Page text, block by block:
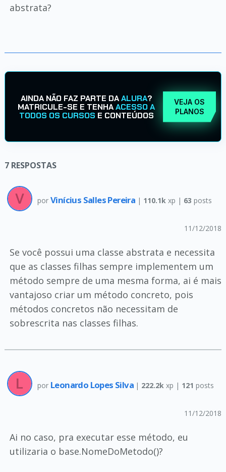
abstrata?
AINDA NÃO FAZ PARTE DAALURA?
MATRICULE-SE E TENHAACESSO A
TODOS OS CURSOS E CONTEÚDOS
VEJA OS
PLANOS
7 RESPOSTAS
por Vinícius Salles Pereira | 110.1k xp | 63 posts
11/12/2018
Se você possui uma classe abstrata e necessita
que as classes filhas sempre implementem um
método sempre de uma mesma forma, ai é mais
vantajoso criar um método concreto, pois
métodos concretos não necessitam de
sobrescrita nas classes filhas.
por Leonardo Lopes Silva | 222.2k xp | 121 posts
11/12/2018
Ai no caso, pra executar esse método, eu
utilizaria o base.NomeDoMetodo()?